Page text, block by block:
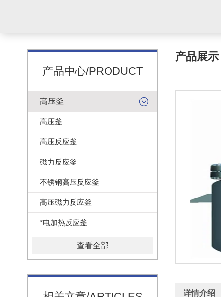
产品中心/PRODUCT
高压釜
高压釜
高压反应釜
磁力反应釜
不锈钢高压反应釜
高压磁力反应釜
*电加热反应釜
查看全部
产品展示
详情介绍